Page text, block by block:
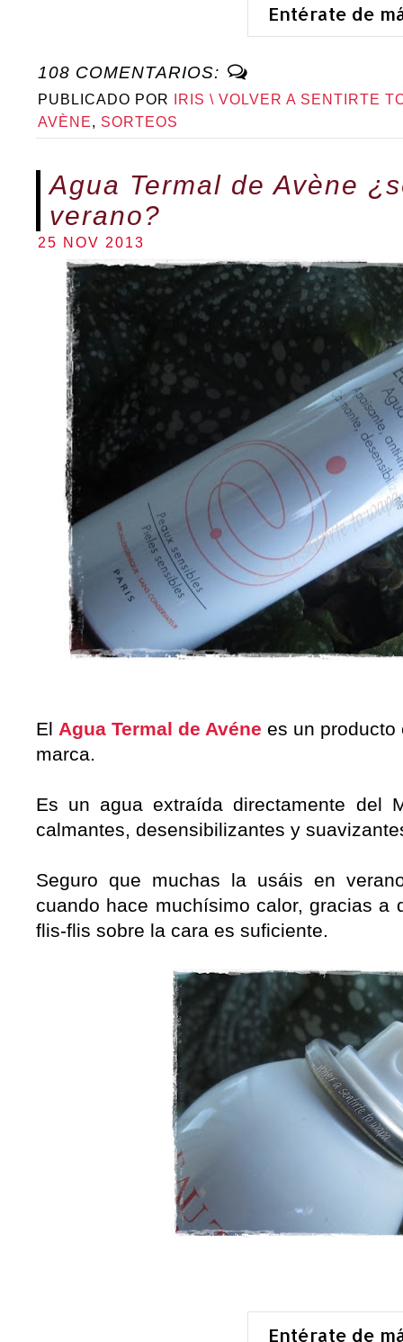
Entérate de
108 COMENTARIOS:
PUBLICADO POR
IRIS \ VOLVER A SENTIRTE
AVÈNE, SORTEOS
Agua Termal de Avène
verano?
25 NOV 2013
El Agua Termal de Avéne es un producto
marca.
Es un agua extraída directamente del
calmantes, desensibilizantes y
Seguro que muchas la usáis en
cuando hace muchísimo calor, gracias a
flis-flis sobre la cara es suficiente.
Entérate de